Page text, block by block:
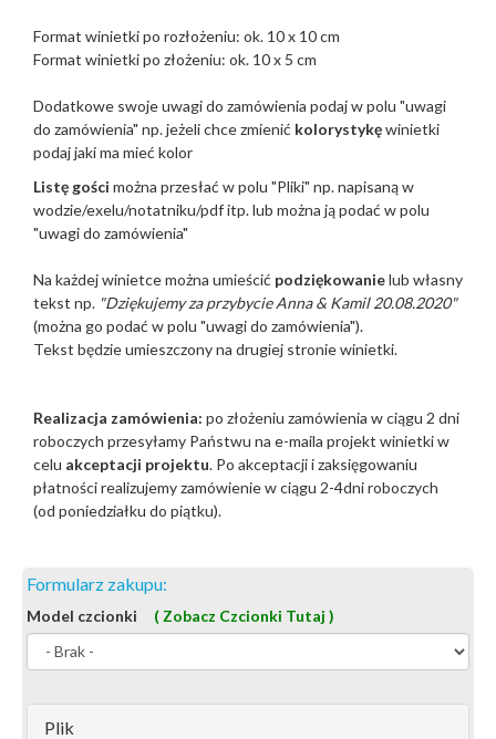
Format winietki po rozłożeniu: ok. 10 x 10 cm
Format winietki po złożeniu: ok. 10 x 5 cm
Dodatkowe swoje uwagi do zamówienia podaj w polu "uwagi
do zamówienia" np. jeżeli chce zmienić kolorystykęwinietki
podaj jaki ma mieć kolor
Listę gości można przesłać w polu "Pliki" np. napisaną w
wodzie/exelu/notatniku/pdf itp. lub można ją podać w polu
"uwagi do zamówienia"
Na każdej winietce można umieścić podziękowanielub własny
tekst np. "Dziękujemy za przybycie Anna & Kamil 20.08.2020"
(można go podać w polu "uwagi do zamówienia").
Tekst będzie umieszczony na drugiej stronie winietki.
Realizacja zamówienia: po złożeniu zamówienia w ciągu 2 dni
roboczych przesyłamy Państwu na e-maila projekt winietki w
celu akceptacji projektu. Po akceptacji i zaksięgowaniu
płatności realizujemy zamówienie w ciągu 2-4dni roboczych
(od poniedziałku do piątku).
Formularz zakupu:
Model czcionki ( Zobacz Czcionki Tutaj )
Plik